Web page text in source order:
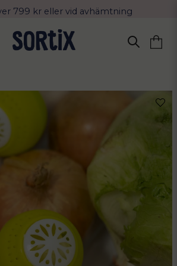
799 kr eller vid avhämtning
4 arbetsdagar med Postnord